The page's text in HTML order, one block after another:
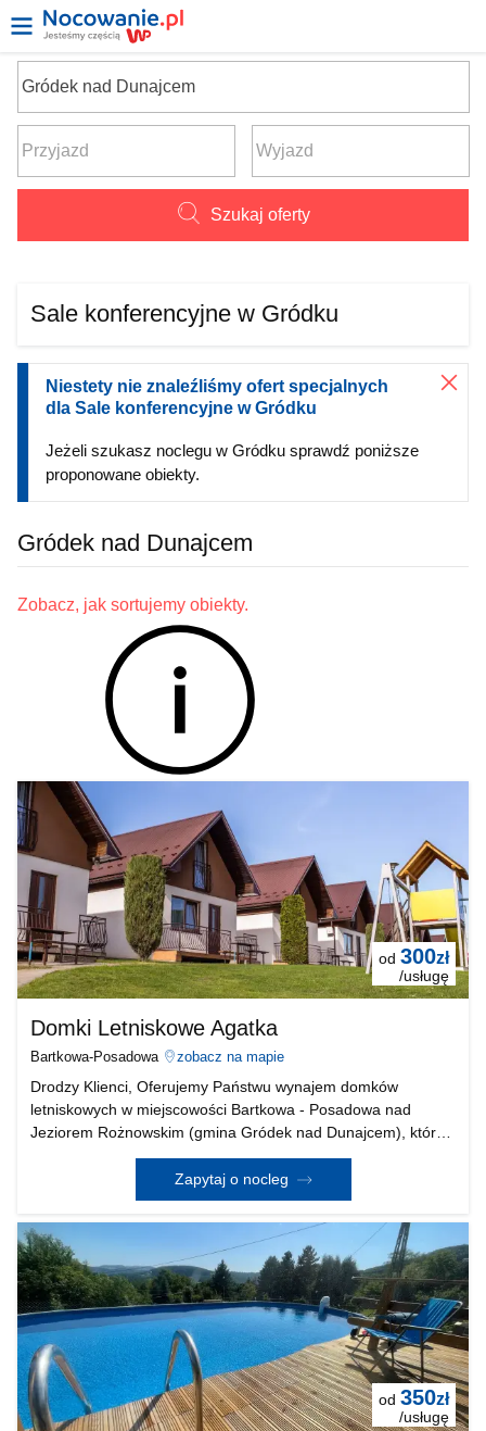
Szukaj oferty
Sale konferencyjne w Gródku
Niestety nie znaleźliśmy ofert specjalnych
dla Sale konferencyjne w Gródku
Jeżeli szukasz noclegu w Gródku sprawdź poniższe
proponowane obiekty.
Gródek nad Dunajcem
Zobacz, jak sortujemy obiekty.
od 300zł
/usługę
Domki Letniskowe Agatka
Bartkowa-Posadowa zobacz na mapie
Drodzy Klienci, Oferujemy Państwu wynajem domków
letniskowych w miejscowości Bartkowa - Posadowa nad
Jeziorem Rożnowskim (gmina Gródek nad Dunajcem), która
zlokalizowana jest w południowo - wschodniej części Polski
(ok 25 km od Nowego Sącza, 50 km od Tarnowa, 100-120 k
Zapytaj o nocleg
od 350zł
/usługę